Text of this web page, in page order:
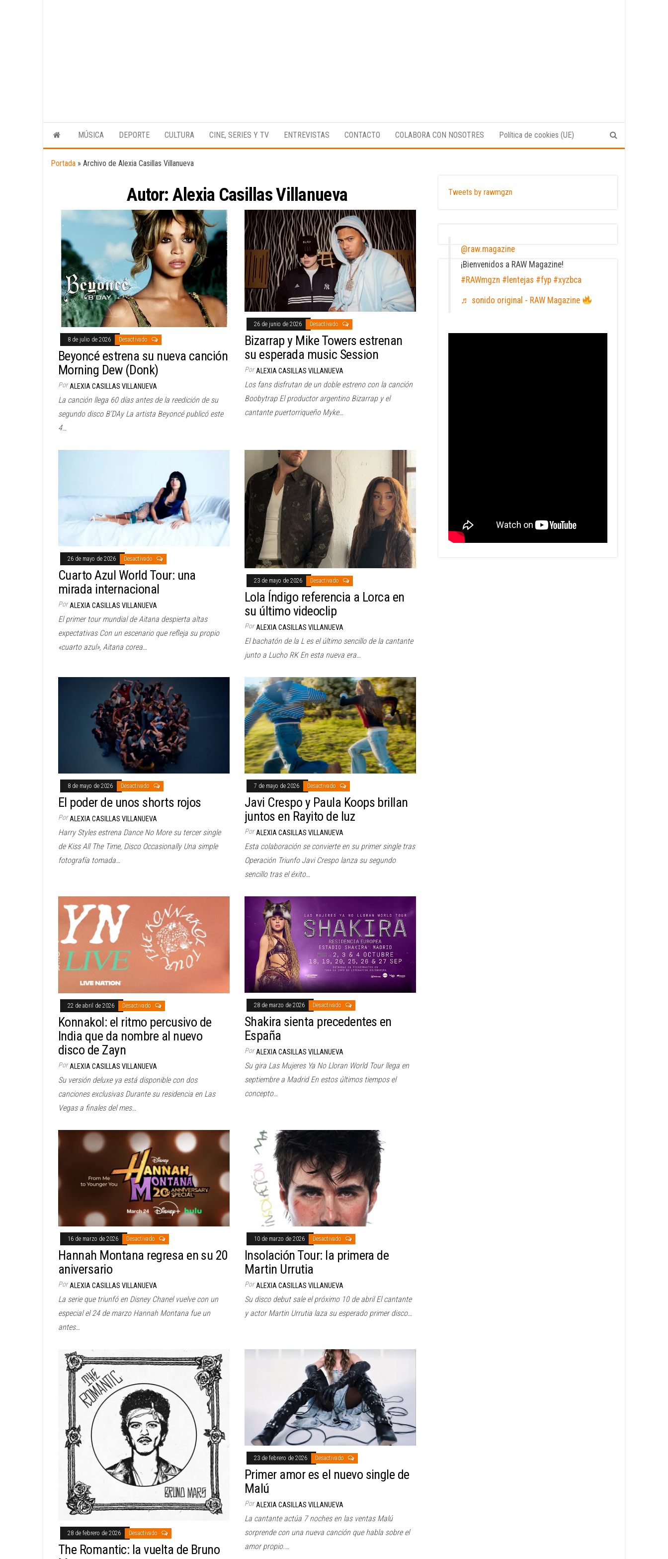
Magazine
digital
enfocado
cultura,
MÚSICA DEPORTE CULTURA CINE, SERIES Y TV ENTREVISTAS CONTACTO COLABORA CON NOSOTRES Política de cookies (UE)
Portada » Archivo de Alexia Casillas Villanueva
Autor: Alexia Casillas Villanueva
8 de julio de 2026 Desactivado
Beyoncé estrena su nueva canción
Morning Dew (Donk)
Por ALEXIA CASILLAS VILLANUEVA
La canción llega 60 días antes de la reedición de su
segundo disco B’DAy La artista Beyoncé publicó este
4…
26 de junio de 2026 Desactivado
Bizarrap y Mike Towers estrenan
su esperada music Session
Por ALEXIA CASILLAS VILLANUEVA
Los fans disfrutan de un doble estreno con la canción
Boobytrap El productor argentino Bizarrap y el
cantante puertorriqueño Myke…
26 de mayo de 2026 Desactivado
Cuarto Azul World Tour: una
mirada internacional
Por ALEXIA CASILLAS VILLANUEVA
El primer tour mundial de Aitana despierta altas
expectativas Con un escenario que refleja su propio
«cuarto azul», Aitana corea…
23 de mayo de 2026 Desactivado
Lola Índigo referencia a Lorca en
su último videoclip
Por ALEXIA CASILLAS VILLANUEVA
El bachatón de la L es el último sencillo de la cantante
junto a Lucho RK En esta nueva era…
8 de mayo de 2026 Desactivado
El poder de unos shorts rojos
Por ALEXIA CASILLAS VILLANUEVA
Harry Styles estrena Dance No More su tercer single
de Kiss All The Time, Disco Occasionally Una simple
fotografía tomada…
7 de mayo de 2026 Desactivado
Javi Crespo y Paula Koops brillan
juntos en Rayito de luz
Por ALEXIA CASILLAS VILLANUEVA
Esta colaboración se convierte en su primer single tras
Operación Triunfo Javi Crespo lanza su segundo
sencillo tras el éxito…
22 de abril de 2026 Desactivado
Konnakol: el ritmo percusivo de
India que da nombre al nuevo
disco de Zayn
Por ALEXIA CASILLAS VILLANUEVA
Su versión deluxe ya está disponible con dos
canciones exclusivas Durante su residencia en Las
Vegas a finales del mes…
28 de marzo de 2026 Desactivado
Shakira sienta precedentes en
España
Por ALEXIA CASILLAS VILLANUEVA
Su gira Las Mujeres Ya No Lloran World Tour llega en
septiembre a Madrid En estos últimos tiempos el
concepto…
16 de marzo de 2026 Desactivado
Hannah Montana regresa en su 20
aniversario
Por ALEXIA CASILLAS VILLANUEVA
La serie que triunfó en Disney Chanel vuelve con un
especial el 24 de marzo Hannah Montana fue un
antes…
10 de marzo de 2026 Desactivado
Insolación Tour: la primera de
Martin Urrutia
Por ALEXIA CASILLAS VILLANUEVA
Su disco debut sale el próximo 10 de abril El cantante
y actor Martin Urrutia laza su esperado primer disco…
28 de febrero de 2026 Desactivado
The Romantic: la vuelta de Bruno
23 de febrero de 2026 Desactivado
Primer amor es el nuevo single de
Malú
Por ALEXIA CASILLAS VILLANUEVA
La cantante actúa 7 noches en las ventas Malú
sorprende con una nueva canción que habla sobre el
amor propio.…
Tweets by rawmgzn
@raw.magazine
¡Bienvenidos a RAW Magazine!
#RAWmgzn #lentejas #fyp #xyzbca
♬ sonido original - RAW Magazine